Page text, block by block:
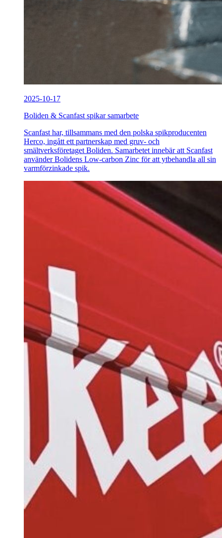
2025-10-17
Boliden & Scanfast spikar samarbete
Scanfast har, tillsammans med den polska spikproducenten
Herco, ingått ett partnerskap med gruv- och
smältverksföretaget Boliden. Samarbetet innebär att Scanfast
använder Bolidens Low-carbon Zinc för att ytbehandla all sin
varmförzinkade spik.